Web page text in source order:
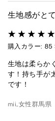
生地感がと
購入カラー: 85
生地は柔らか
す！持ち手が
です！
mii_女性群馬県